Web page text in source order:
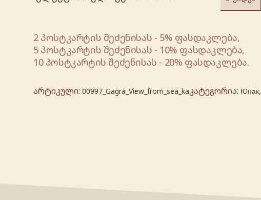
2 პოსტკარტის შეძენისას - 5% ფასდაკლება,
5 პოსტკარტის შეძენისას - 10% ფასდაკლება,
10 პოსტკარტის შეძენისას - 20% ფასდაკლება.
არტიკული: 00997_Gagra_View_from_sea_kaკატეგორია: Юнак,